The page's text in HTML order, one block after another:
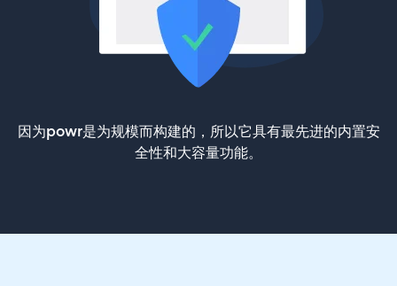
因为powr是为规模而构建的，所以它具有最先进的内置安
全性和大容量功能。